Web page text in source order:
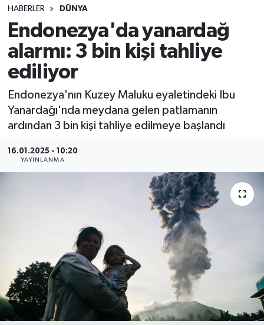
HABERLER DÜNYA
Endonezya'da yanardağ
alarmı: 3 bin kişi tahliye
ediliyor
Endonezya'nın Kuzey Maluku eyaletindeki Ibu
Yanardağı'nda meydana gelen patlamanın
ardından 3 bin kişi tahliye edilmeye başlandı
16.01.2025 - 10:20
YAYINLANMA
SPOR
YAŞAM
Son Dakika Haberleri
Haber Arşivi